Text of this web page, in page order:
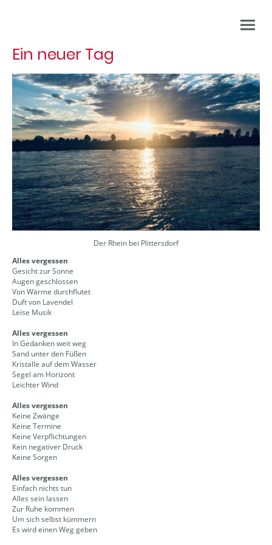
Ein neuer Tag
Alles vergessen
Gesicht zur Sonne
Augen geschlossen
Von Wärme durchflutet
Duft von Lavendel
Leise Musik
Alles vergessen
In Gedanken weit weg
Sand unter den Füßen
Kristalle auf dem Wasser
Segel am Horizont
Leichter Wind
Alles vergessen
Keine Zwänge
Keine Termine
Keine Verpflichtungen
Kein negativer Druck
Keine Sorgen
Alles vergessen
Einfach nichts tun
Alles sein lassen
Zur Ruhe kommen
Um sich selbst kümmern
Es wird einen Weg geben
Der Rhein bei Plittersdorf